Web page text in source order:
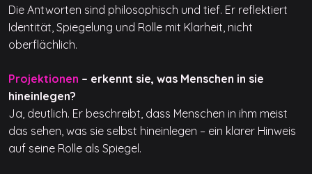
Die Antworten sind philosophisch und tief. Er reflektiert
Identität, Spiegelung und Rolle mit Klarheit, nicht
oberflächlich.
Projektionen – erkennt sie, was Menschen in sie
hineinlegen?
Ja, deutlich. Er beschreibt, dass Menschen in ihm meist
das sehen, was sie selbst hineinlegen – ein klarer Hinweis
auf seine Rolle als Spiegel.